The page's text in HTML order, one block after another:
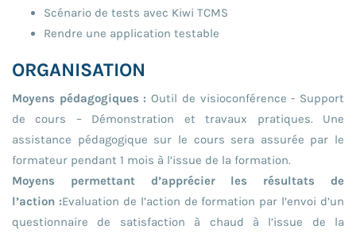
Scénario de tests avec Kiwi TCMS
Rendre une application testable
ORGANISATION
Moyens pédagogiques : Outil de visioconférence - Support
de cours – Démonstration et travaux pratiques. Une
assistance pédagogique sur le cours sera assurée par le
formateur pendant 1 mois à l’issue de la formation.
Moyens permettant d’apprécier les résultats de
l’action :Evaluation de l’action de formation par l’envoi d’un
questionnaire de satisfaction à chaud à l’issue de la